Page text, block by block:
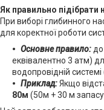
Як правильно підібрати
При виборі глибинного
для коректної роботи
Основне правило:
еквівалентно 3 атм)
водопровідній
Приклад:Якщо
80м (50м + 30 м